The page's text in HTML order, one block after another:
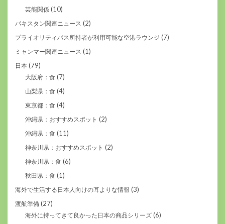
芸能関係 (10)
パキスタン関連ニュース (2)
プライオリティパス所持者が利用可能な空港ラウンジ (7)
ミャンマー関連ニュース (1)
日本 (79)
大阪府：食 (7)
山梨県：食 (4)
東京都：食 (4)
沖縄県：おすすめスポット (2)
沖縄県：食 (11)
神奈川県：おすすめスポット (2)
神奈川県：食 (6)
秋田県：食 (1)
海外で生活する日本人向けの耳よりな情報 (3)
渡航準備 (27)
海外に持ってきて良かった日本の商品シリーズ (6)